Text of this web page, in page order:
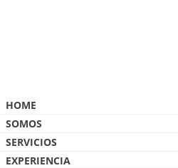
HOME
SOMOS
SERVICIOS
EXPERIENCIA